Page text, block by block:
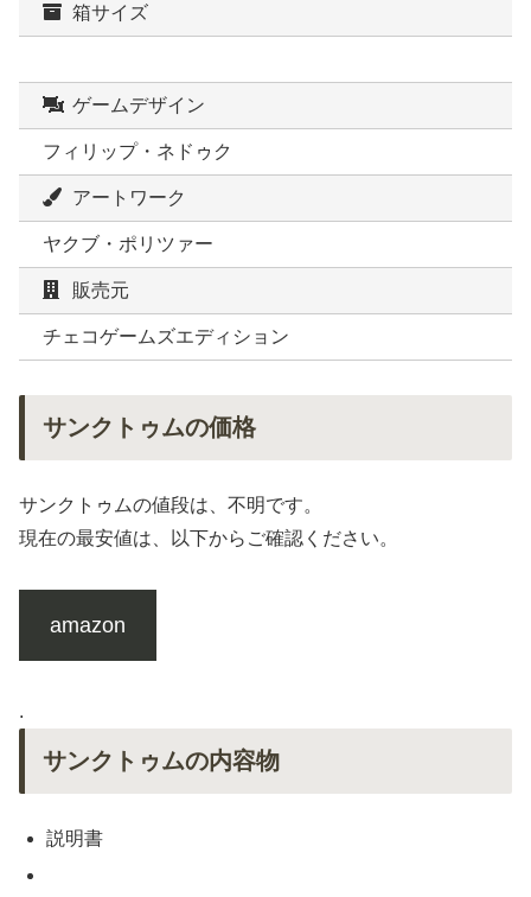
箱サイズ
ゲームデザイン
フィリップ・ネドゥク
アートワーク
ヤクブ・ポリツァー
販売元
チェコゲームズエディション
サンクトゥムの価格
サンクトゥムの値段は、不明です。
現在の最安値は、以下からご確認ください。
amazon
.
サンクトゥムの内容物
説明書